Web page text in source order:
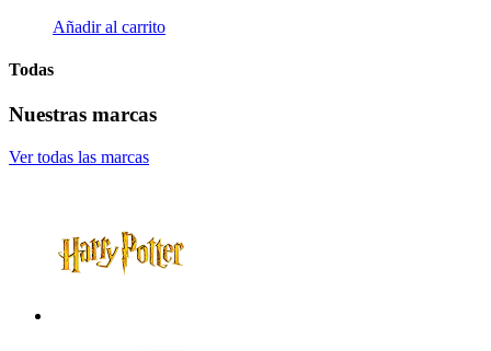
Añadir al carrito
Todas
Nuestras marcas
Ver todas las marcas